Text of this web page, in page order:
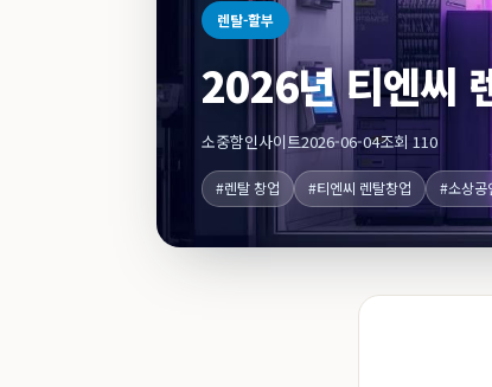
렌탈-할부
2026년 티엔씨
소중함인사이트2026-06-04조회 110
#렌탈 창업 #티엔씨 렌탈창업 #소상공